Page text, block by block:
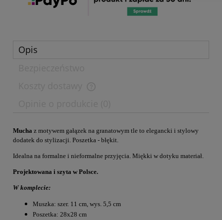
Opis
Mucha z motywem gałązek na granatowym tle to elegancki i stylowy
dodatek do stylizacji. Poszetka - błękit.
Idealna na formalne i nieformalne przyjęcia. Miękki w dotyku materiał.
Projektowana i szyta w Polsce.
W komplecie:
Muszka: szer. 11 cm, wys. 5,5 cm
Poszetka: 28x28 cm